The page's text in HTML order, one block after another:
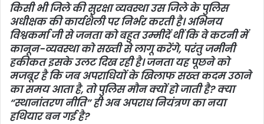
किसी भी जिले की सुरक्षा व्यवस्था उस जिले के पुलिस
अधीक्षक की कार्यशैली पर निर्भर करती है। अभिनय
विश्वकर्मा जी से जनता को बहुत उम्मीदें थीं कि वे कटनी में
कानून-व्यवस्था को सख्ती से लागू करेंगे, परंतु जमीनी
हकीकत इसके उलट दिख रही है। जनता यह पूछने को
मजबूर है कि जब अपराधियों के खिलाफ सख्त कदम उठाने
का समय आता है, तो पुलिस मौन क्यों हो जाती है? क्या
“स्थानांतरण नीति” ही अब अपराध नियंत्रण का नया
हथियार बन गई है?